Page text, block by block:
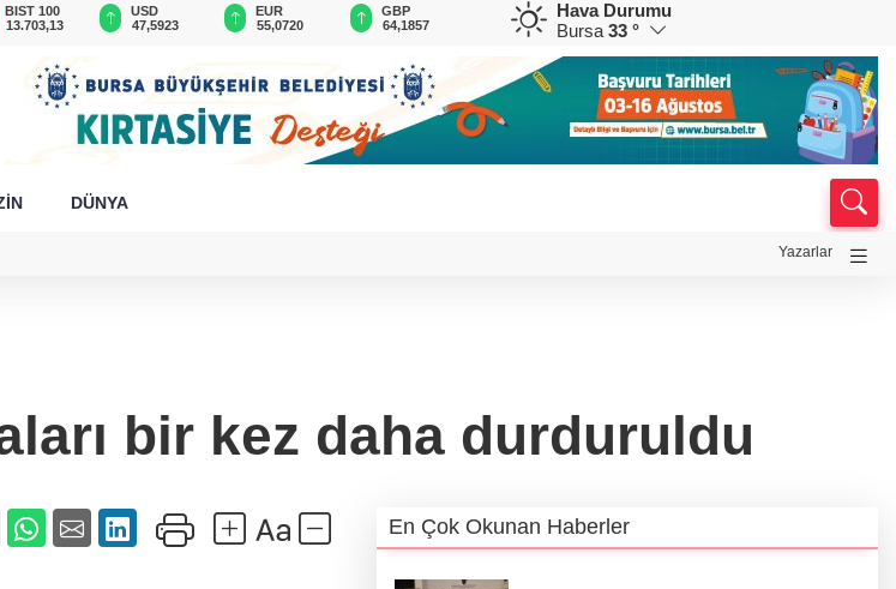
BIST 100
13.703,13
USD
47,5923
EUR
55,0720
GBP
64,1857
CHF
58,8795
CAD
33,9581
Hava Durumu
Bursa 33 °
DÜNYA
Yazarlar
bir kez daha durduruldu
En Çok Okunan Haberler